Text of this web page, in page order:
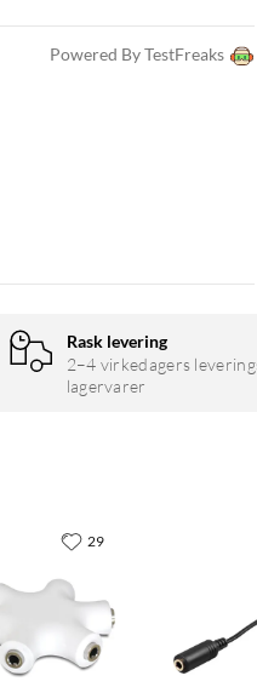
Powered By TestFreaks
Rask levering
2–4 virkedagers
lagervarer
29